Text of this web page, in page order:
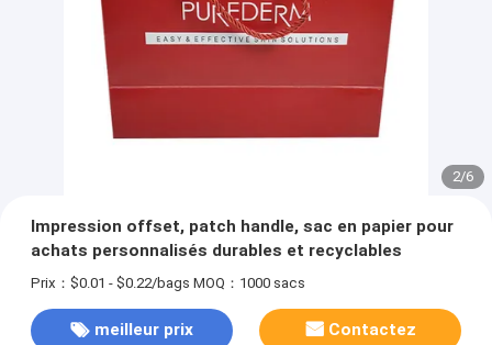
3/6
Impression offset, patch handle, sac en papier pour
achats personnalisés durables et recyclables
Prix：$0.01 - $0.22/bags MOQ：1000 sacs
meilleur prix Contactez